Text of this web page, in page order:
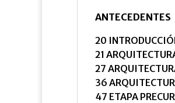
ANTECEDENTES
20
21
27
36
47 ETAPA